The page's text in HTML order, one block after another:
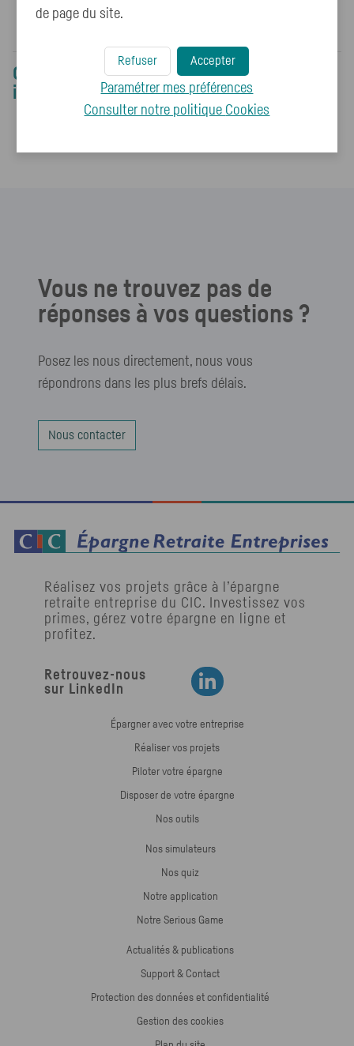
Ces contenus pourraient également vous
intéresser :
Vous ne trouvez pas de
réponses à vos questions ?
Posez les nous directement, nous vous
répondrons dans les plus brefs délais.
Nous contacter
Réalisez vos projets grâce à l’épargne
retraite entreprise du CIC. Investissez vos
primes, gérez votre épargne en ligne et
profitez.
Retrouvez-nous
sur LinkedIn
Retrouvez-nous sur LinkedIn
Épargner avec votre entreprise
Réaliser vos projets
Piloter votre épargne
Disposer de votre épargne
Nos outils
Nos simulateurs
Nos quiz
Notre application
Notre Serious Game
Actualités & publications
Support & Contact
Protection des données et confidentialité
Gestion des cookies
de page du site.
Accepter
Refuser
Paramétrer mes préférences
Consulter notre politique Cookies